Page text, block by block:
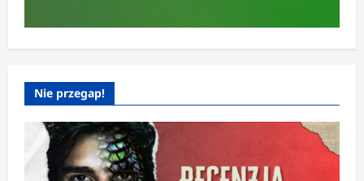
Nie przegap!